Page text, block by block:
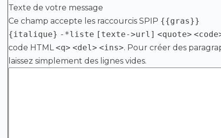
Texte de votre message
Ce champ accepte les raccourcis SPIP {{gras}}
{italique} -*liste [texte->url] <quote>
code HTML<q> <del> <ins>. Pour créer des
laissez simplement des lignes vides.